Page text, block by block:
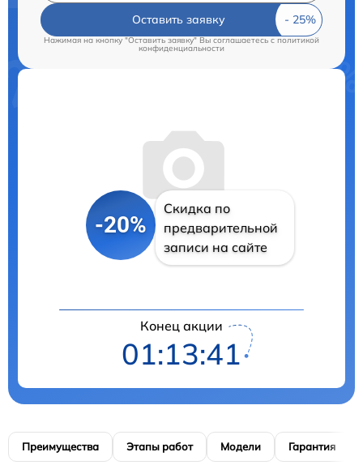
Оставить заявку
Нажимая на кнопку "Оставить заявку" Вы соглашаетесь cполитикой
конфиденциальности
-20%
Скидка по
предварительной
записи на сайте
Конец акции
01:13:40
Преимущества Этапы работ Модели Гарантия